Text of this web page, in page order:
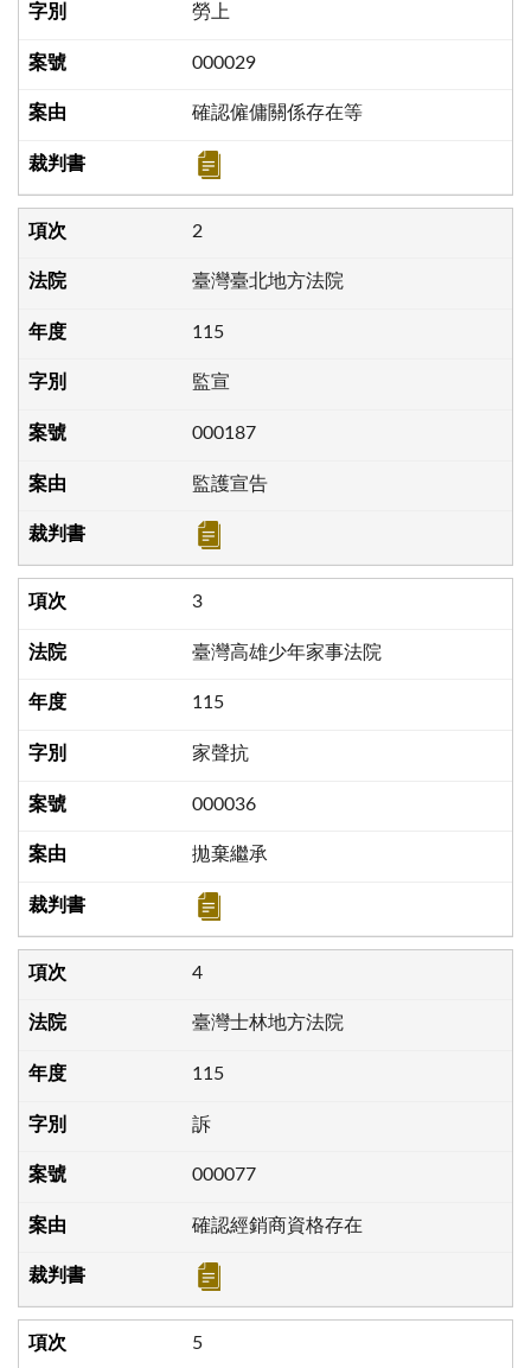
勞上
000029
確認僱傭關係存在等
2
臺灣臺北地方法院
115
監宣
000187
監護宣告
3
臺灣高雄少年家事法院
115
家聲抗
000036
拋棄繼承
4
臺灣士林地方法院
115
訴
000077
確認經銷商資格存在
5